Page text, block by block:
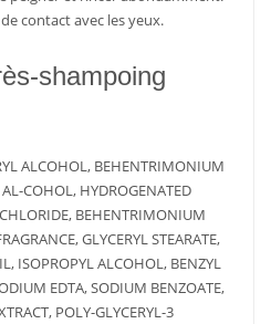
contact avec les yeux.
shampoing
ALCOHOL, BEHENTRIMONIUM
COHOL, HYDROGENATED
BEHENTRIMONIUM
GLYCERYL STEARATE,
ISOPROPYL ALCOHOL, BENZYL
EDTA, SODIUM BENZOATE,
POLY-GLYCERYL-3